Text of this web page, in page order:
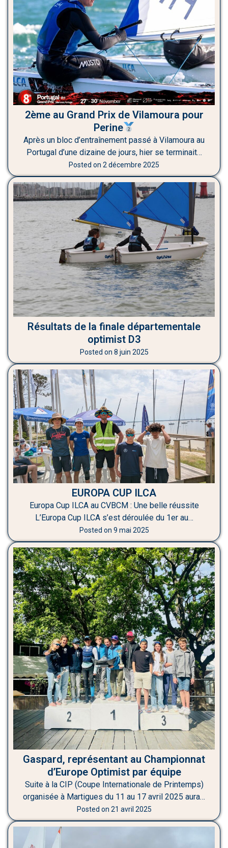
2ème au Grand Prix de Vilamoura pour
Perine
Après un bloc d’entraînement passé à Vilamoura au
Portugal d’une dizaine de jours, hier se terminait…
Posted on 2 décembre 2025
Résultats de la finale départementale
optimist D3
Posted on 8 juin 2025
EUROPA CUP ILCA
Europa Cup ILCA au CVBCM : Une belle réussite
L’Europa Cup ILCA s’est déroulée du 1er au…
Posted on 9 mai 2025
Gaspard, représentant au Championnat
d’Europe Optimist par équipe
Suite à la CIP (Coupe Internationale de Printemps)
organisée à Martigues du 11 au 17 avril 2025 aura…
Posted on 21 avril 2025